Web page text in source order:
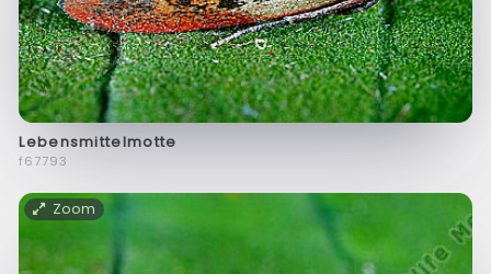
Lebensmittelmotte
f67793
Zoom